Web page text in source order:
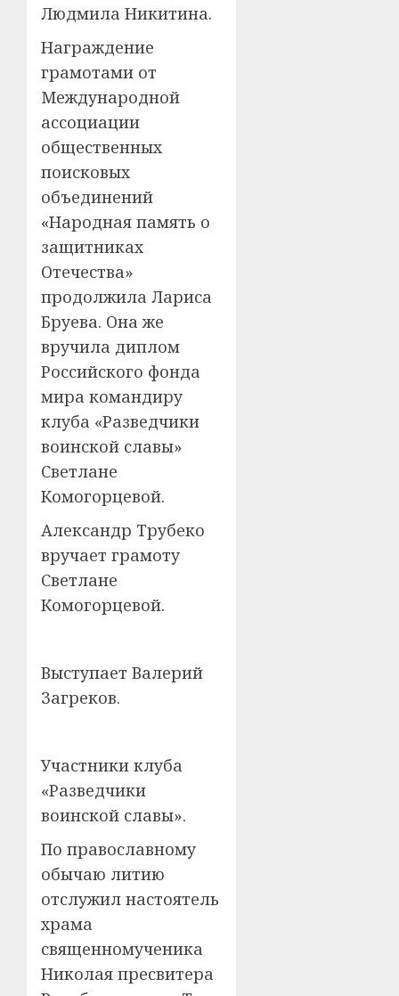
Людмила Никитина.
Награждение
грамотами от
Международной
ассоциации
общественных
поисковых
объединений
«Народная память о
защитниках
Отечества»
продолжила Лариса
Бруева. Она же
вручила диплом
Российского фонда
мира командиру
клуба «Разведчики
воинской славы»
Светлане
Комогорцевой.
Александр Трубеко
вручает грамоту
Светлане
Комогорцевой.
Выступает Валерий
Загреков.
Участники клуба
«Разведчики
воинской славы».
По православному
обычаю литию
отслужил настоятель
храма
священномученика
Николая пресвитера